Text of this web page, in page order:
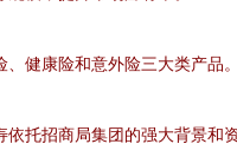
健康险和意外险三大类产
托招商局集团的强大背景